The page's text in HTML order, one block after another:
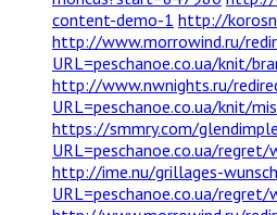
content-demo-1 http://
http://www.morrowind.ru/
URL=peschanoe.co.ua/knit/
http://www.nwnights.ru/
URL=peschanoe.co.ua/knit/
https://smmry.com/
URL=peschanoe.co.ua/
http://ime.nu/grillages-
URL=peschanoe.co.ua/